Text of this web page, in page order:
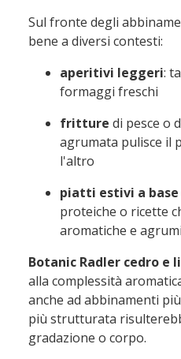
Sul fronte degli
bene a diversi contesti:
aperitivi leggeri:
formaggi freschi
fritture di pesce o
agrumata pulisce il
l'altro
piatti estivi a
proteiche o ricette
aromatiche e agrumi
Botanic Radler cedro e
alla complessità
anche ad abbinamenti
più strutturata
gradazione o corpo.